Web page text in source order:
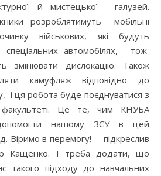
й мистецької галузей.
розроблятимуть мобільні
військових, які будуть
спеціальних автомобілях, тож
змінювати дислокацію. Також
камуфляж відповідно до
і ця робота буде поєднуватися з
Це те, чим КНУБА
нашому ЗСУ в цей
Віримо в перемогу! – підкреслив
Кащенко. І треба додати, що
такого підходу до навчальних